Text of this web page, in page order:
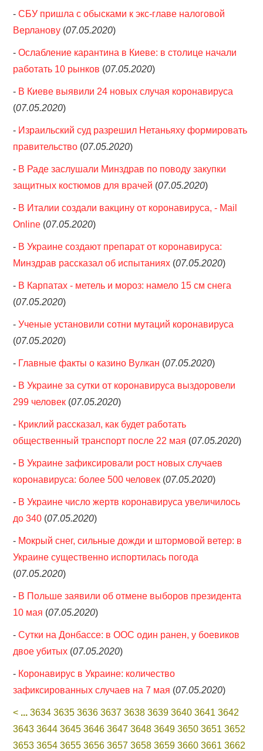
-СБУ пришла с обысками к экс-главе налоговой
Верланову (07.05.2020)
-Ослабление карантина в Киеве: в столице начали
работать 10 рынков (07.05.2020)
- В Киеве выявили 24 новых случая коронавируса
(07.05.2020)
- Израильский суд разрешил Нетаньяху формировать
правительство (07.05.2020)
- В Раде заслушали Минздрав по поводу закупки
защитных костюмов для врачей (07.05.2020)
- В Италии создали вакцину от коронавируса, - Mail
Online (07.05.2020)
- В Украине создают препарат от коронавируса:
Минздрав рассказал об испытаниях (07.05.2020)
- В Карпатах - метель и мороз: намело 15 см снега
(07.05.2020)
-Ученые установили сотни мутаций коронавируса
(07.05.2020)
- Главные факты о казино Вулкан (07.05.2020)
- В Украине за сутки от коронавируса выздоровели
299 человек (07.05.2020)
- Криклий рассказал, как будет работать
общественный транспорт после 22 мая (07.05.2020)
- В Украине зафиксировали рост новых случаев
коронавируса: более 500 человек (07.05.2020)
- В Украине число жертв коронавируса увеличилось
до 340 (07.05.2020)
- Мокрый снег, сильные дожди и штормовой ветер: в
Украине существенно испортилась погода
(07.05.2020)
- В Польше заявили об отмене выборов президента
10 мая (07.05.2020)
-Сутки на Донбассе: в ООС один ранен, у боевиков
двое убитых (07.05.2020)
- Коронавирус в Украине: количество
зафиксированных случаев на 7 мая (07.05.2020)
< ... 3634 3635 3636 3637 3638 3639 3640 3641 3642
3643 3644 3645 3646 3647 3648 3649 3650 3651 3652
3653 3654 3655 3656 3657 3658 3659 3660 3661 3662